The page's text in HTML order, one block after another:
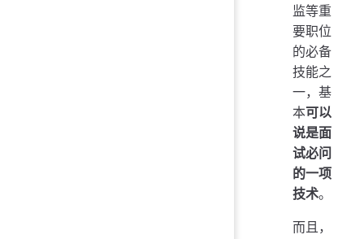
监等重
要职位
的必备
技能之
一，基
本可以
说是面
试必问
的一项
技术。
而且，